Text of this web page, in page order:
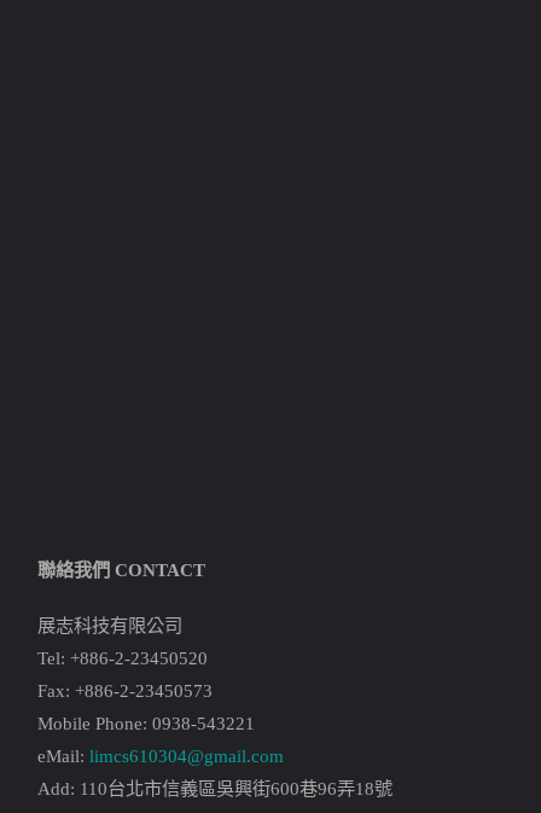
聯絡我們 CONTACT
展志科技有限公司
Tel: +886-2-23450520
Fax: +886-2-23450573
Mobile Phone: 0938-543221
eMail: limcs610304@gmail.com
Add: 110台北市信義區吳興街600巷96弄18號